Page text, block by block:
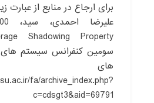
برای ارجاع در منابع از عبارت
سومين کنفرانس سيستم های
های
fa/archive_index.php?
c=cdsgt3&aid=69791